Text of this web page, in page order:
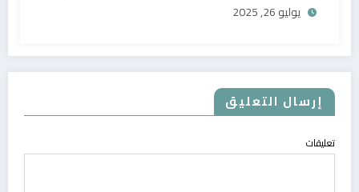
يوليو 26, 2025
إرسال التعليق
تعليقات